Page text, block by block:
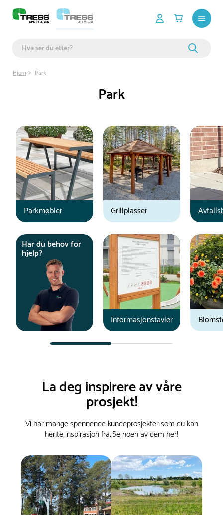
Hjem Park
Park
Parkmøbler Grillplasser
Har du behov for
hjelp?
Informasjonstavler
La deg inspirere av våre
prosjekt!
Vi har mange spennende kundeprosjekter som du kan
hente inspirasjon fra. Se noen av dem her!